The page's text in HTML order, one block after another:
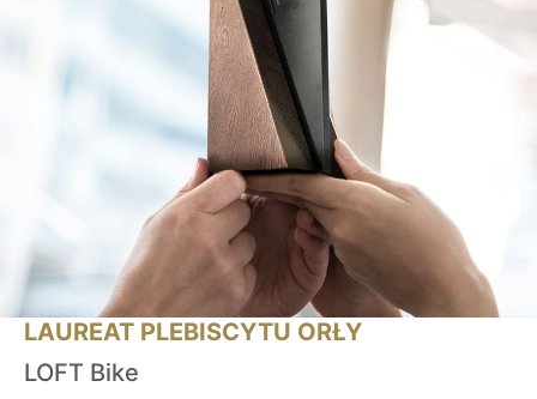
LAUREAT PLEBISCYTU ORŁY
LOFT Bike